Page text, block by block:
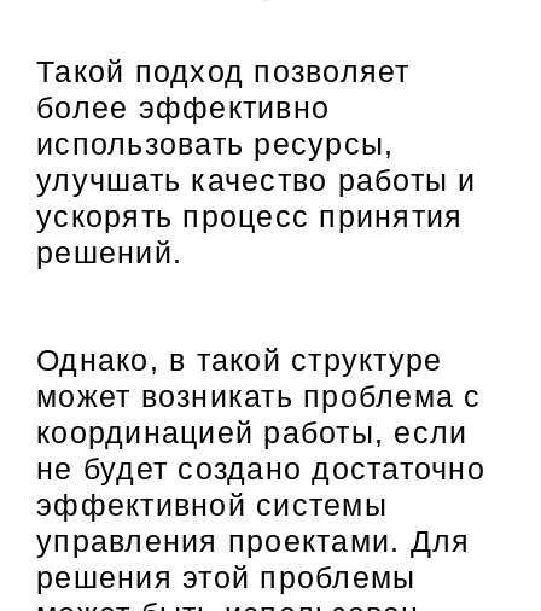
Такой подход позволяет
более эффективно
использовать ресурсы,
улучшать качество работы и
ускорять процесс принятия
решений.
Однако, в такой структуре
может возникать проблема с
координацией работы, если
не будет создано достаточно
эффективной системы
управления проектами. Для
решения этой проблемы